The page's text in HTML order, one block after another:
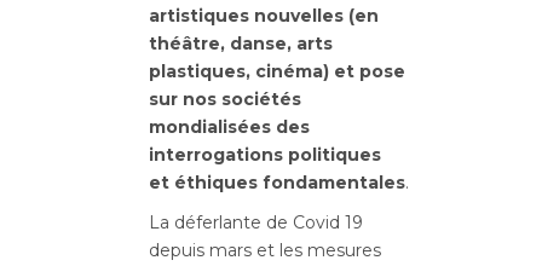
artistiques nouvelles (en
théâtre, danse, arts
plastiques, cinéma) et pose
sur nos sociétés
mondialisées des
interrogations politiques
et éthiques fondamentales.
La déferlante de Covid 19
depuis mars et les mesures